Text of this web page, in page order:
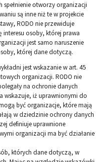
spełnienie otworzy organizacji
są inne niż te w projekcie
RODO nie przewiduje
osoby, której prawa
jest samo naruszenie
której dane dotyczą.
jest wskazanie w art. 45
organizacji. RODO nie
na ochronie danych
wskazuje, iż uprawnionymi do
być organizacje, które mają
w dziedzinie ochrony danych
definiuje uprawnione
organizacji ma być działanie
których dane dotyczą, w